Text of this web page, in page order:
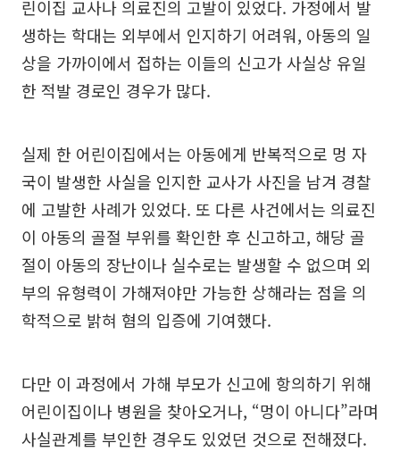
린이집 교사나 의료진의 고발이 있었다. 가정에서 발
생하는 학대는 외부에서 인지하기 어려워, 아동의 일
상을 가까이에서 접하는 이들의 신고가 사실상 유일
한 적발 경로인 경우가 많다.
실제 한 어린이집에서는 아동에게 반복적으로 멍 자
국이 발생한 사실을 인지한 교사가 사진을 남겨 경찰
에 고발한 사례가 있었다. 또 다른 사건에서는 의료진
이 아동의 골절 부위를 확인한 후 신고하고, 해당 골
절이 아동의 장난이나 실수로는 발생할 수 없으며 외
부의 유형력이 가해져야만 가능한 상해라는 점을 의
학적으로 밝혀 혐의 입증에 기여했다.
다만 이 과정에서 가해 부모가 신고에 항의하기 위해
어린이집이나 병원을 찾아오거나, “멍이 아니다”라며
사실관계를 부인한 경우도 있었던 것으로 전해졌다.